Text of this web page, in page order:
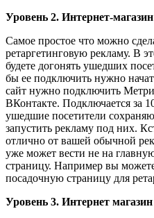
Уровень 2. Интернет-
Самое простое что можно
ретаргетинговую рекламу. В
будете догонять ушедших
бы ее подключить нужно
сайт нужно подключить
ВКонтакте. Подключается за
ушедшие посетители
запустить рекламу под них.
отлично от вашей обычной
уже может вести не на
страницу. Например вы
посадочную страницу для
Уровень 3. Интернет